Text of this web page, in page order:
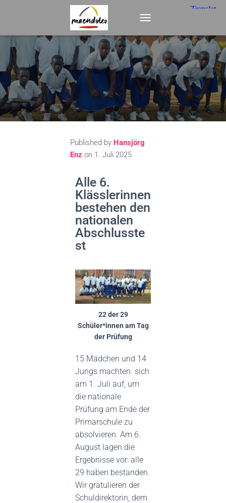
O
G
G
L
E
V
I
G
Published by Hansjörg
Enz on 1. Juli 2025
Alle 6.
Klässlerinnen
bestehen den
nationalen
Abschlusste
st
22 der 29
Schüler*innen am Tag
der Prüfung
15 Mädchen und 14
Jungs machten sich
am 1. Juli auf, um
die nationale
Prüfung am Ende der
Primarschule zu
absolvieren. Am 6.
August lagen die
Ergebnisse vor: alle
29 haben bestanden.
Wir gratulieren der
Schuldirektorin, dem